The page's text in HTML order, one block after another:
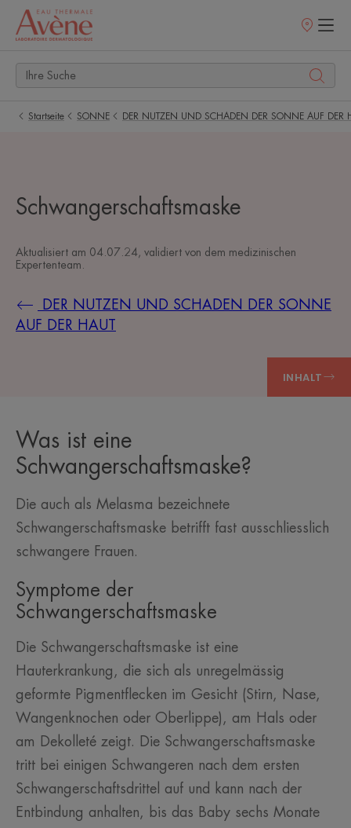
Startseite SONNE DER NUTZEN UND SCHADEN DER SONNE AUF DER
Schwangerschaftsmaske
Aktualisiert am 04.07.24, validiert von dem medizinischen
Expertenteam
DER NUTZEN UND SCHADEN DER SONNE
AUF DER HAUT
INHALT
Was ist eine
Schwangerschaftsmaske?
Die auch als Melasma bezeichnete
Schwangerschaftsmaske betrifft fast ausschliesslich
schwangere Frauen.
Symptome der
Schwangerschaftsmaske
Die Schwangerschaftsmaske ist eine
Hauterkrankung, die sich als unregelmässig
geformte Pigmentflecken im Gesicht (Stirn, Nase,
Wangenknochen oder Oberlippe), am Hals oder
am Dekolleté zeigt. Die Schwangerschaftsmaske
tritt bei einigen Schwangeren nach dem ersten
Schwangerschaftsdrittel auf und kann nach der
Entbindung anhalten, bis das Baby sechs Monate